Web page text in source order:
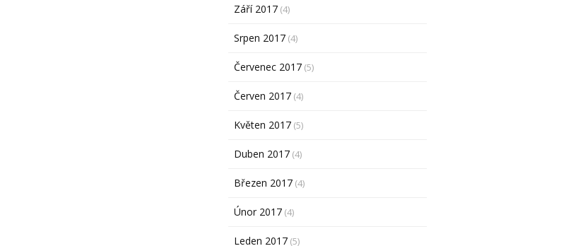
Září 2017 (4)
Srpen 2017 (4)
Červenec 2017 (5)
Červen 2017 (4)
Květen 2017 (5)
Duben 2017 (4)
Březen 2017 (4)
Únor 2017 (4)
Leden 2017 (5)